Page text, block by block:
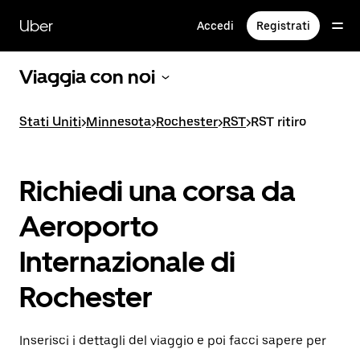
contenuto
principale
Uber Accedi Registrati
Viaggia con noi
Stati Uniti>Minnesota>Rochester>RST>RST ritiro
Richiedi una corsa da
Aeroporto
Internazionale di
Rochester
Inserisci i dettagli del viaggio e poi facci sapere per